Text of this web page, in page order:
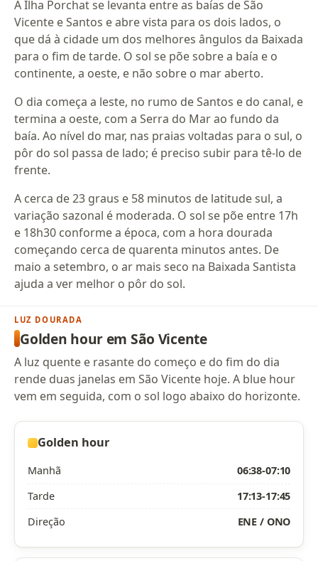
A Ilha Porchat se levanta entre as baías de São
Vicente e Santos e abre vista para os dois lados, o
que dá à cidade um dos melhores ângulos da Baixada
para o fim de tarde. O sol se põe sobre a baía e o
continente, a oeste, e não sobre o mar aberto.
O dia começa a leste, no rumo de Santos e do canal, e
termina a oeste, com a Serra do Mar ao fundo da
baía. Ao nível do mar, nas praias voltadas para o sul, o
pôr do sol passa de lado; é preciso subir para tê-lo de
frente.
A cerca de 23 graus e 58 minutos de latitude sul, a
variação sazonal é moderada. O sol se põe entre 17h
e 18h30 conforme a época, com a hora dourada
começando cerca de quarenta minutos antes. De
maio a setembro, o ar mais seco na Baixada Santista
ajuda a ver melhor o pôr do sol.
LUZ DOURADA
Golden hour em São Vicente
A luz quente e rasante do começo e do fim do dia
rende duas janelas em São Vicente hoje. A blue hour
vem em seguida, com o sol logo abaixo do horizonte.
Golden hour
Manhã
06:38-07:10
Tarde
17:13-17:45
Direção
ENE / ONO